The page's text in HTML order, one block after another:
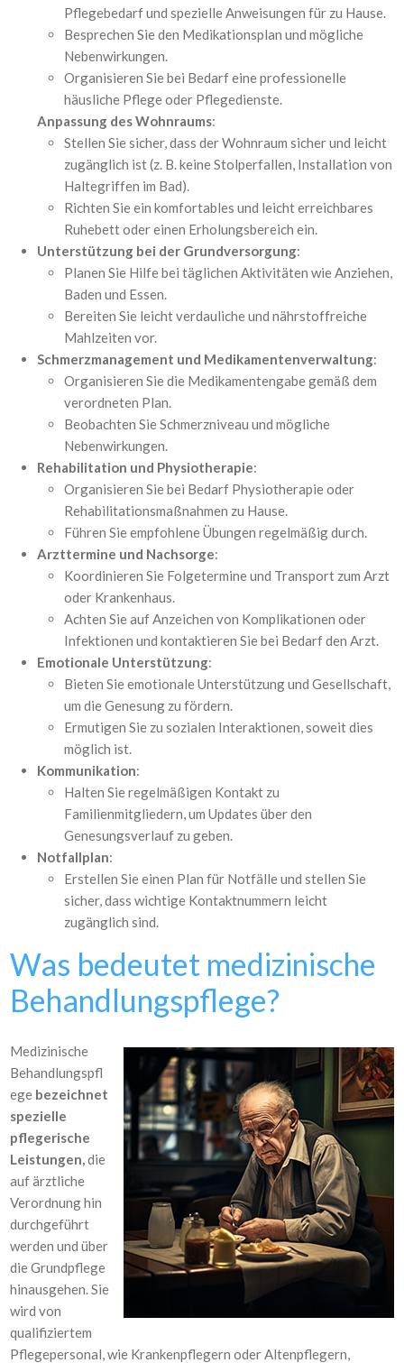
Pflegebedarf und spezielle Anweisungen für zu Hause.
Besprechen Sie den Medikationsplan und mögliche
Nebenwirkungen.
Organisieren Sie bei Bedarf eine professionelle
häusliche Pflege oder Pflegedienste.
Anpassung des Wohnraums:
Stellen Sie sicher, dass der Wohnraum sicher und leicht
zugänglich ist (z. B. keine Stolperfallen, Installation von
Haltegriffen im Bad).
Richten Sie ein komfortables und leicht erreichbares
Ruhebett oder einen Erholungsbereich ein.
Unterstützung bei der Grundversorgung:
Planen Sie Hilfe bei täglichen Aktivitäten wie Anziehen,
Baden und Essen.
Bereiten Sie leicht verdauliche und nährstoffreiche
Mahlzeiten vor.
Schmerzmanagement und Medikamentenverwaltung:
Organisieren Sie die Medikamentengabe gemäß dem
verordneten Plan.
Beobachten Sie Schmerzniveau und mögliche
Nebenwirkungen.
Rehabilitation und Physiotherapie:
Organisieren Sie bei Bedarf Physiotherapie oder
Rehabilitationsmaßnahmen zu Hause.
Führen Sie empfohlene Übungen regelmäßig durch.
Arzttermine und Nachsorge:
Koordinieren Sie Folgetermine und Transport zum Arzt
oder Krankenhaus.
Achten Sie auf Anzeichen von Komplikationen oder
Infektionen und kontaktieren Sie bei Bedarf den Arzt.
Emotionale Unterstützung:
Bieten Sie emotionale Unterstützung und Gesellschaft,
um die Genesung zu fördern.
Ermutigen Sie zu sozialen Interaktionen, soweit dies
möglich ist.
Kommunikation:
Halten Sie regelmäßigen Kontakt zu
Familienmitgliedern, um Updates über den
Genesungsverlauf zu geben.
Notfallplan:
Erstellen Sie einen Plan für Notfälle und stellen Sie
sicher, dass wichtige Kontaktnummern leicht
zugänglich sind.
Was bedeutet medizinische
Behandlungspflege?
Medizinische
Behandlungspfl
ege bezeichnet
spezielle
pflegerische
Leistungen,die
auf ärztliche
Verordnung hin
durchgeführt
werden und über
die Grundpflege
hinausgehen. Sie
wird von
qualifiziertem
Pflegepersonal, wie Krankenpflegern oder Altenpflegern,